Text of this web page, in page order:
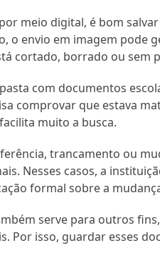
meio digital, é bom
o envio em imagem pode
cortado, borrado ou sem
com documentos
comprovar que estava
muito a busca.
trancamento ou
Nesses casos, a
formal sobre a
serve para outros
Por isso, guardar esses